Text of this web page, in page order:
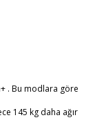
. Bu modlara göre
145 kg daha ağır